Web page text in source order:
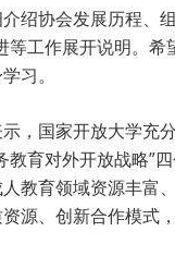
协会发展历程、
工作展开说明。
习。
国家开放大学充
育对外开放战略”
教育领域资源丰富
源、创新合作模式